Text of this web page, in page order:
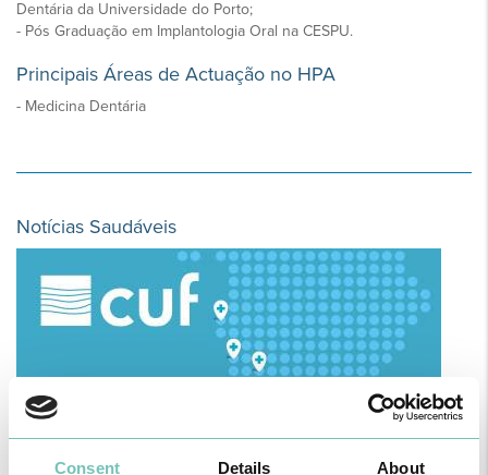
Consent Details About
Dentária da Universidade do Porto;
- Pós Graduação em Implantologia Oral na CESPU.
Principais Áreas de Actuação no HPA
- Medicina Dentária
Notícias Saudáveis